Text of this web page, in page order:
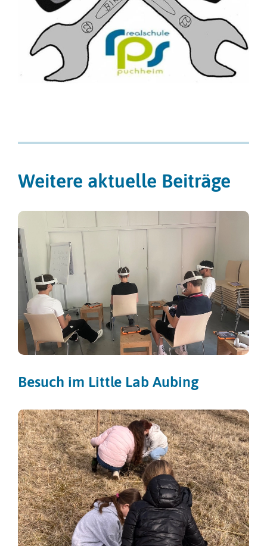
Weitere aktuelle Beiträge
Besuch im Little Lab Aubing